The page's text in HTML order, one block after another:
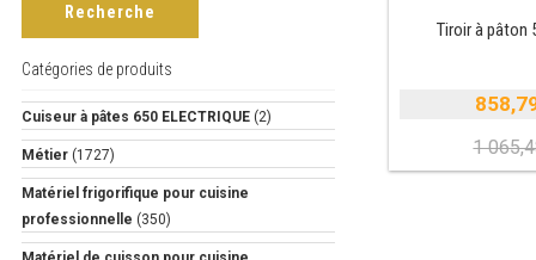
Tiroir à pâton
1
Recherche
Catégories de produits
Cuiseur à pâtes 650 ELECTRIQUE (2)
Métier (1727)
Matériel frigorifique pour cuisine
professionnelle (350)